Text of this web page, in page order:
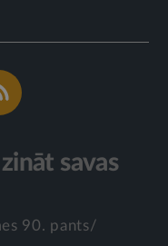
savas
90. pants/